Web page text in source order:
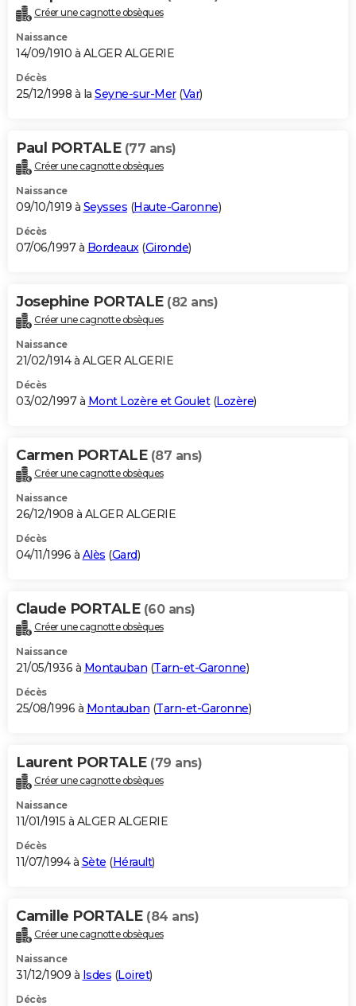
Créer une cagnotte obsèques
Naissance
14/09/1910 à ALGER ALGERIE
Décès
25/12/1998 à la Seyne-sur-Mer(Var)
Paul PORTALE (77 ans)
Créer une cagnotte obsèques
Naissance
09/10/1919 à Seysses (Haute-Garonne)
Décès
07/06/1997 à Bordeaux(Gironde)
Josephine PORTALE (82 ans)
Créer une cagnotte obsèques
Naissance
21/02/1914 à ALGER ALGERIE
Décès
03/02/1997 à Mont Lozère et Goulet(Lozère)
Carmen PORTALE (87 ans)
Créer une cagnotte obsèques
Naissance
26/12/1908 à ALGER ALGERIE
Décès
04/11/1996 à Alès (Gard)
Claude PORTALE (60 ans)
Créer une cagnotte obsèques
Naissance
21/05/1936 à Montauban (Tarn-et-Garonne)
Décès
25/08/1996 à Montauban (Tarn-et-Garonne)
Laurent PORTALE (79 ans)
Créer une cagnotte obsèques
Naissance
11/01/1915 à ALGER ALGERIE
Décès
11/07/1994 à Sète (Hérault)
Camille PORTALE (84 ans)
Créer une cagnotte obsèques
Naissance
31/12/1909 à Isdes (Loiret)
Décès